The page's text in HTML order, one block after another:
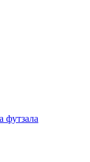
футзала